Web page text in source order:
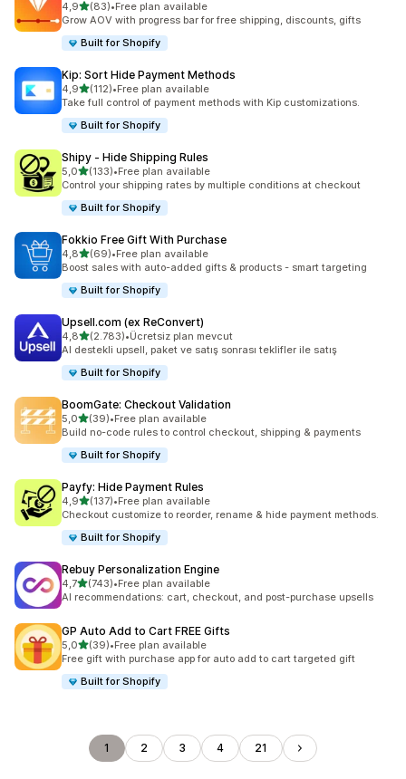
4,95 yıldız üzerinden
(83)
toplam 83 değerlendirme
•Free plan available
Grow AOV with progress bar for free shipping, discounts, gifts
Built for Shopify
Kip: Sort Hide Payment Methods
4,95 yıldız üzerinden
(112)
toplam 112 değerlendirme
•Free plan available
Take full control of payment methods with Kip customizations.
Built for Shopify
Shipy ‑ Hide Shipping Rules
5,05 yıldız üzerinden
(133)
toplam 133 değerlendirme
•Free plan available
Control your shipping rates by multiple conditions at checkout
Built for Shopify
Fokkio Free Gift With Purchase
4,85 yıldız üzerinden
(69)
toplam 69 değerlendirme
•Free plan available
Boost sales with auto-added gifts & products - smart targeting
Built for Shopify
Upsell.com (ex ReConvert)
4,85 yıldız üzerinden
(2.783)
toplam 2783 değerlendirme
•Ücretsiz plan mevcut
AI destekli upsell, paket ve satış sonrası teklifler ile satış
Built for Shopify
BoomGate: Checkout Validation
5,05 yıldız üzerinden
(39)
toplam 39 değerlendirme
•Free plan available
Build no-code rules to control checkout, shipping & payments
Built for Shopify
Payfy: Hide Payment Rules
4,95 yıldız üzerinden
(137)
toplam 137 değerlendirme
•Free plan available
Checkout customize to reorder, rename & hide payment methods.
Built for Shopify
Rebuy Personalization Engine
4,75 yıldız üzerinden
(743)
toplam 743 değerlendirme
•Free plan available
AI recommendations: cart, checkout, and post-purchase upsells
GP Auto Add to Cart FREE Gifts
5,05 yıldız üzerinden
(39)
toplam 39 değerlendirme
•Free plan available
Free gift with purchase app for auto add to cart targeted gift
Built for Shopify
1 2 3 4 21